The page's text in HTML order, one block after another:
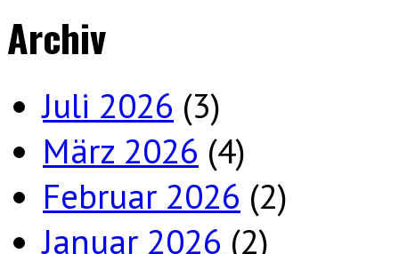
Archiv
Juli 2026 (3)
März 2026 (4)
Februar 2026 (2)
Januar 2026 (2)